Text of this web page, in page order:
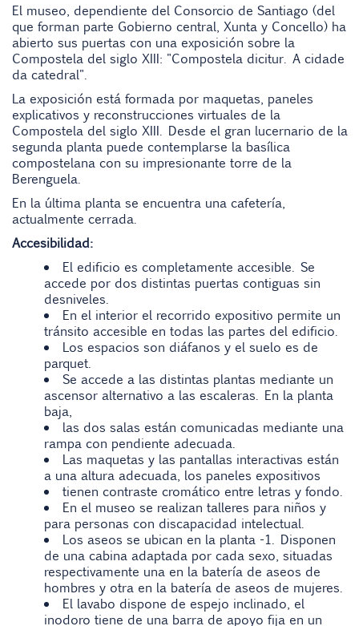
El museo, dependiente del Consorcio de Santiago (del
que forman parte Gobierno central, Xunta y Concello) ha
abierto sus puertas con una exposición sobre la
Compostela del siglo XIII: "Compostela dicitur. A cidade
da catedral".
La exposición está formada por maquetas, paneles
explicativos y reconstrucciones virtuales de la
Compostela del siglo XIII. Desde el gran lucernario de la
segunda planta puede contemplarse la basílica
compostelana con su impresionante torre de la
Berenguela.
En la última planta se encuentra una cafetería,
actualmente cerrada.
Accesibilidad:
El edificio es completamente accesible. Se
accede por dos distintas puertas contiguas sin
desniveles.
En el interior el recorrido expositivo permite un
tránsito accesible en todas las partes del edificio.
Los espacios son diáfanos y el suelo es de
parquet.
Se accede a las distintas plantas mediante un
ascensor alternativo a las escaleras. En la planta
baja,
las dos salas están comunicadas mediante una
rampa con pendiente adecuada.
Las maquetas y las pantallas interactivas están
a una altura adecuada, los paneles expositivos
tienen contraste cromático entre letras y fondo.
En el museo se realizan talleres para niños y
para personas con discapacidad intelectual.
Los aseos se ubican en la planta -1. Disponen
de una cabina adaptada por cada sexo, situadas
respectivamente una en la batería de aseos de
hombres y otra en la batería de aseos de mujeres.
El lavabo dispone de espejo inclinado, el
inodoro tiene de una barra de apoyo fija en un